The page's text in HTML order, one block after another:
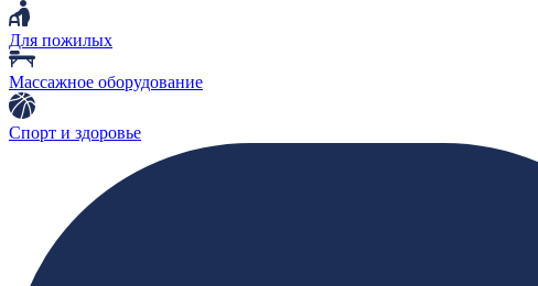
Для пожилых
Массажное оборудование
Спорт и здоровье